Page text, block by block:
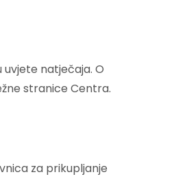
natječaja. O
stranice Centra.
za prikupljanje